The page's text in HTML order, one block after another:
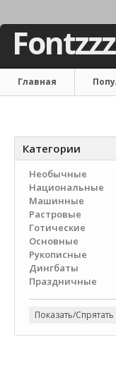
Главная
Категории
Необычные
Национальные
Машинные
Растровые
Готические
Основные
Рукописные
Дингбаты
Праздничные
Показать/Спрятать